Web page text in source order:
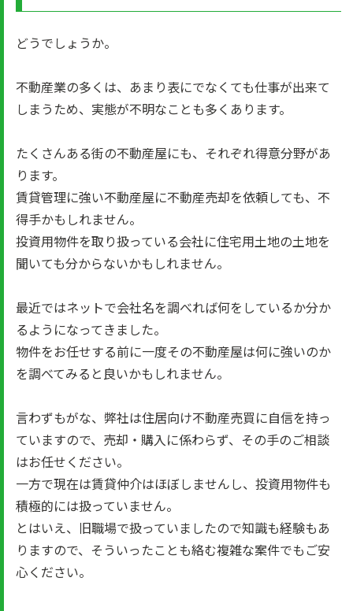
どうでしょうか。
不動産業の多くは、あまり表にでなくても仕事が出来て
しまうため、実態が不明なことも多くあります。
たくさんある街の不動産屋にも、それぞれ得意分野があ
ります。
賃貸管理に強い不動産屋に不動産売却を依頼しても、不
得手かもしれません。
投資用物件を取り扱っている会社に住宅用土地の土地を
聞いても分からないかもしれません。
最近ではネットで会社名を調べれば何をしているか分か
るようになってきました。
物件をお任せする前に一度その不動産屋は何に強いのか
を調べてみると良いかもしれません。
言わずもがな、弊社は住居向け不動産売買に自信を持っ
ていますので、売却・購入に係わらず、その手のご相談
はお任せください。
一方で現在は賃貸仲介はほぼしませんし、投資用物件も
積極的には扱っていません。
とはいえ、旧職場で扱っていましたので知識も経験もあ
りますので、そういったことも絡む複雑な案件でもご安
心ください。